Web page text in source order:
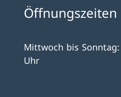
Öffnungszeiten
Mittwoch bis Sonntag:
Uhr